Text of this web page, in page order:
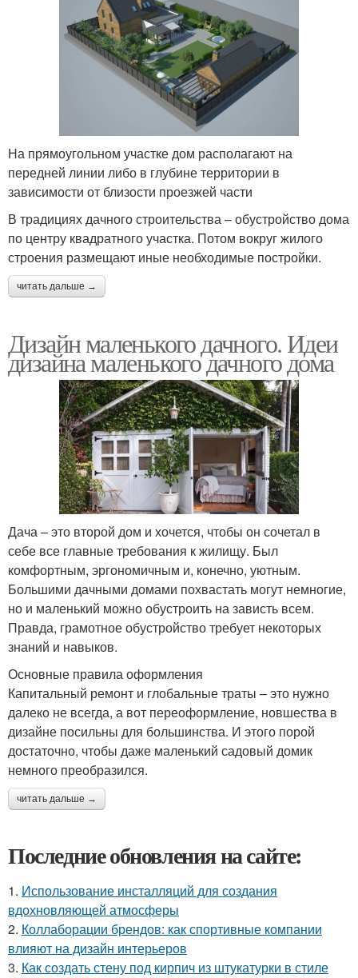
На прямоугольном участке дом располагают на
передней линии либо в глубине территории в
зависимости от близости проезжей части
В традициях дачного строительства – обустройство дома
по центру квадратного участка. Потом вокруг жилого
строения размещают иные необходимые постройки.
читать дальше →
Дизайн маленького дачного. Идеи
дизайна маленького дачного дома
Дача – это второй дом и хочется, чтобы он сочетал в
себе все главные требования к жилищу. Был
комфортным, эргономичным и, конечно, уютным.
Большими дачными домами похвастать могут немногие,
но и маленький можно обустроить на зависть всем.
Правда, грамотное обустройство требует некоторых
знаний и навыков.
Основные правила оформления
Капитальный ремонт и глобальные траты – это нужно
далеко не всегда, а вот переоформление, новшества в
дизайне посильны для большинства. И этого порой
достаточно, чтобы даже маленький садовый домик
немного преобразился.
читать дальше →
Последние обновления на сайте:
1. Использование инсталляций для создания
вдохновляющей атмосферы
2. Коллаборации брендов: как спортивные компании
влияют на дизайн интерьеров
3. Как создать стену под кирпич из штукатурки в стиле